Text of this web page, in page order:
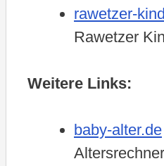
rawetzer-
Rawetzer
Weitere Links:
baby-alter.de